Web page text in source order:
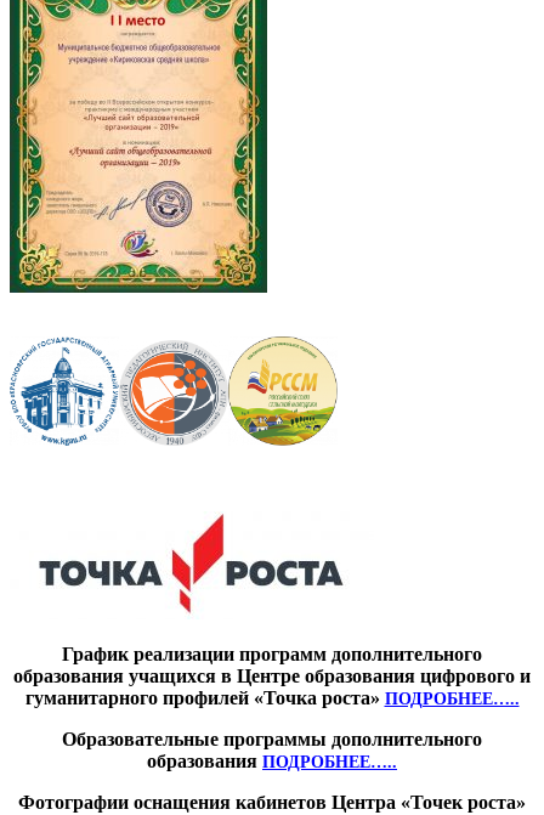
График реализации программ дополнительного
образования учащихся в Центре образования цифрового и
гуманитарного профилей «Точка роста» ПОДРОБНЕЕ…..
Образовательные программы дополнительного
образования ПОДРОБНЕЕ…..
Фотографии оснащения кабинетов Центра «Точек роста»